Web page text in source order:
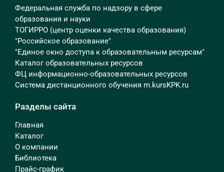
Федеральная служба по надзору в сфере
образования и науки
ТОГИРРО (центр оценки качества образования)
"Российское образование"
"Единое окно доступа к образовательным ресурсам"
Каталог образовательных ресурсов
ФЦ информационно-образовательных ресурсов
Система дистанционного обучения m.kursKPK.ru
Разделы сайта
Главная
Каталог
О компании
Библиотека
Прайс-график